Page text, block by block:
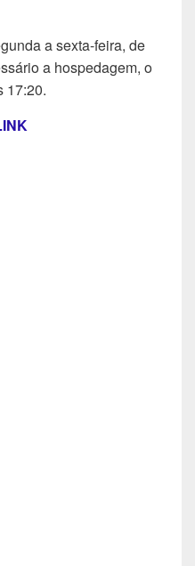
a sexta-feira, de
a hospedagem, o
17:20.